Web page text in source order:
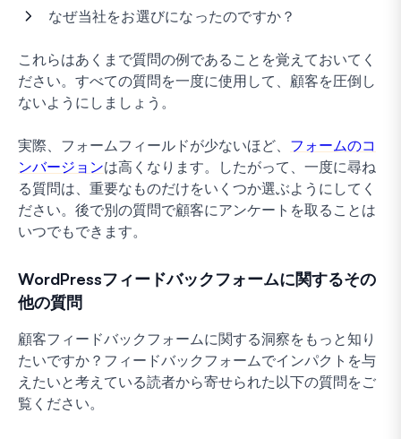
なぜ当社をお選びになったのですか？
これらはあくまで質問の例であることを覚えておいてく
ださい。すべての質問を一度に使用して、顧客を圧倒し
ないようにしましょう。
実際、フォームフィールドが少ないほど、 フォームのコ
ンバージョンは高くなります。したがって、一度に尋ね
る質問は、重要なものだけをいくつか選ぶようにしてく
ださい。後で別の質問で顧客にアンケートを取ることは
いつでもできます。
WordPressフィードバックフォームに関するその
他の質問
顧客フィードバックフォームに関する洞察をもっと知り
たいですか？フィードバックフォームでインパクトを与
えたいと考えている読者から寄せられた以下の質問をご
覧ください。